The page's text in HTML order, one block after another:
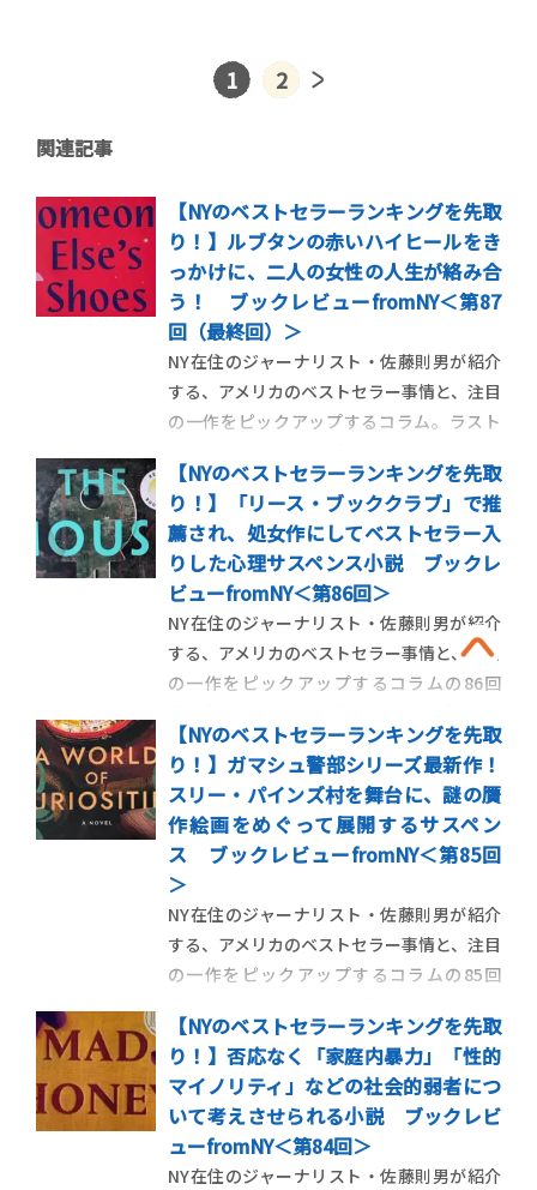
1 2
関連記事
【NYのベストセラーランキングを先取
り！】ルブタンの赤いハイヒールをき
っかけに、二人の女性の人生が絡み合
う！ ブックレビューfromNY＜第87
回（最終回）＞
NY在住のジャーナリスト・佐藤則男が紹介
する、アメリカのベストセラー事情と、注目
の一作をピックアップするコラム。ラスト
ハイヒールを軸に、女性たちの絆とパワー
を描く、ジョジョ・モイーズの最新作を紹
介します。 ＜第87回＞二人の女性の運命を
変えた赤いクロコのハイヒー […]
【NYのベストセラーランキングを先取
り！】「リース・ブッククラブ」で推
薦され、処女作にしてベストセラー入
りした心理サスペンス小説 ブックレ
ビューfromNY＜第86回＞
NY在住のジャーナリスト・佐藤則男が紹介
する、アメリカのベストセラー事情と、注目
の一作をピックアップするコラムの86回
ラブで取り上げられて話題となった、若い
女性の突然死動画からストーリーがはじま
るアナ・レイエズの処女小説を紹介しま
す。 ＜第86回＞7年前に別れ […]
【NYのベストセラーランキングを先取
り！】ガマシュ警部シリーズ最新作！
スリー・パインズ村を舞台に、謎の贋
作絵画をめぐって展開するサスペン
ス ブックレビューfromNY＜第85回
＞
NY在住のジャーナリスト・佐藤則男が紹介
する、アメリカのベストセラー事情と、注目
の一作をピックアップするコラムの85回
ーの代表作、ケベック州警察の警部アルマ
ン・ガマシュを主人公とする推理小説シリ
ーズの最新作を紹介します。 ＜第85回＞
「謎の贋作絵画」をめぐって展 […]
【NYのベストセラーランキングを先取
り！】否応なく「家庭内暴力」「性的
マイノリティ」などの社会的弱者につ
いて考えさせられる小説 ブックレビ
ューfromNY＜第84回＞
NY在住のジャーナリスト・佐藤則男が紹介